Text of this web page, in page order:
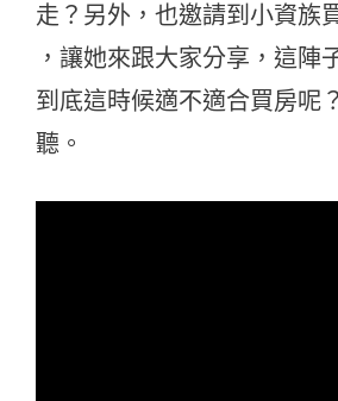
走？另外，也邀請到小資族
，讓她來跟大家分享，這陣
到底這時候適不適合買房呢
聽。